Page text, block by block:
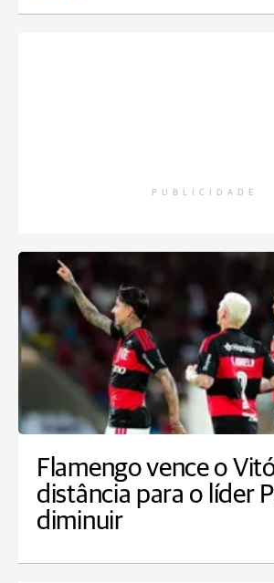
PUBLICIDADE
Flamengo vence o
distância para o líder
diminuir